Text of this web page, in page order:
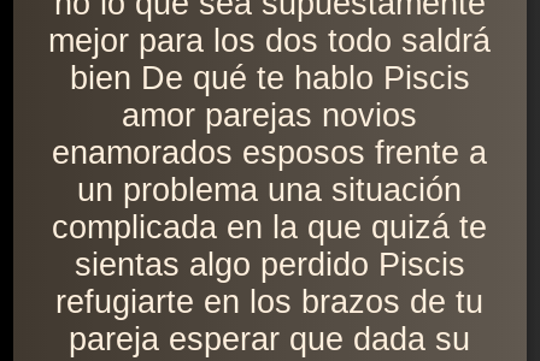
mejor para los dos todo saldrá
bien De qué te hablo Piscis
amor parejas novios
enamorados esposos frente a
un problema una situación
complicada en la que quizá te
sientas algo perdido Piscis
refugiarte en los brazos de tu
pareja esperar que dada su